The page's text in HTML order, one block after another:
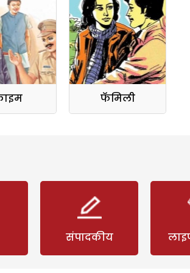
फॅमिली
संपादकीय